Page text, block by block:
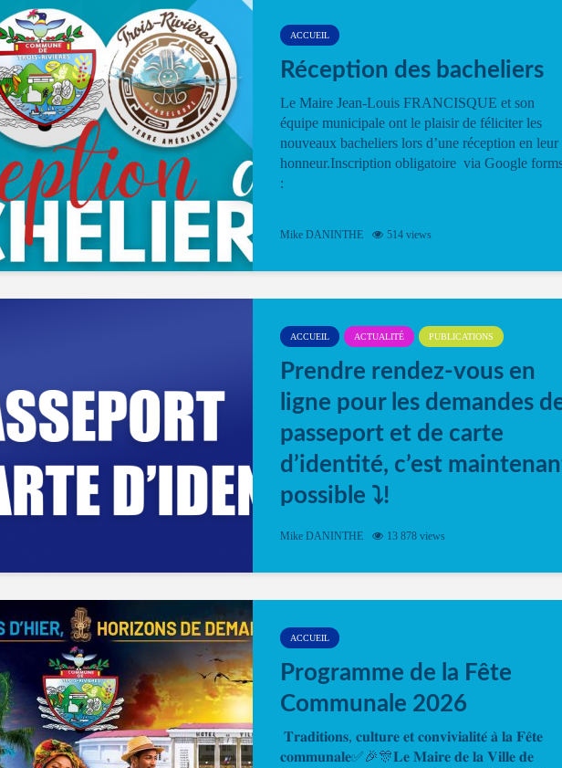
ACCUEIL
Réception des bacheliers
Le Maire Jean-Louis FRANCISQUE et son
équipe municipale ont le plaisir de féliciter les
nouveaux bacheliers lors d’une réception en leur
honneur.Inscription obligatoire via Google
:
Mike DANINTHE 514 views
ACCUEIL ACTUALITÉ PUBLICATIONS
Prendre rendez-vous en
ligne pour les demandes
passeport et de carte
d’identité, c’est
possible ⤵️!
Désormais, il est possible de prendre rendez-
Mike DANINTHE 13 878 views
ACCUEIL
Programme de la Fête
Communale 2026
𝐓𝐫𝐚𝐝𝐢𝐭𝐢𝐨𝐧𝐬, 𝐜𝐮𝐥𝐭𝐮𝐫𝐞 𝐞𝐭 𝐜𝐨𝐧𝐯𝐢𝐯𝐢𝐚𝐥𝐢𝐭𝐞́ 𝐚̀ 𝐥𝐚 𝐅𝐞̂𝐭𝐞
𝐜𝐨𝐦𝐦𝐮𝐧𝐚𝐥𝐞✅🎉🎊𝐋𝐞 𝐌𝐚𝐢𝐫𝐞 𝐝𝐞 𝐥𝐚 𝐕𝐢𝐥𝐥𝐞 𝐝𝐞